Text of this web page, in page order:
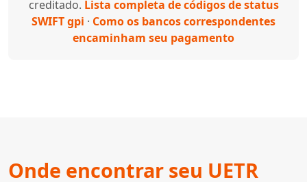
creditado. Lista completa de códigos de status
SWIFT gpi · Como os bancos correspondentes
encaminham seu pagamento
Onde encontrar seu UETR